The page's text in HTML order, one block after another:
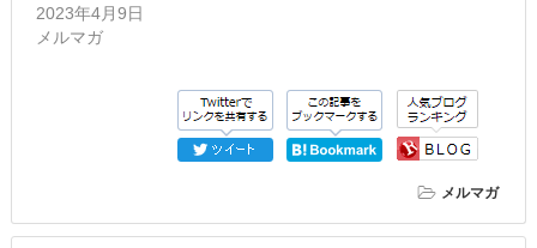
2023年4月9日
メルマガ
メルマガ